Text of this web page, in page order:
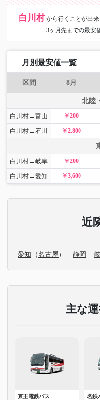
白川村 から行くことが出来
3ヶ月先までの最安
月別最安値一覧
区間 8月
北陸
白川村→富山 ￥200
白川村→石川 ￥2,800
白川村→岐阜 ￥200
白川村→愛知 ￥3,600
近
愛知 （名古屋 ） 静岡
主な
京王電鉄バス 名鉄